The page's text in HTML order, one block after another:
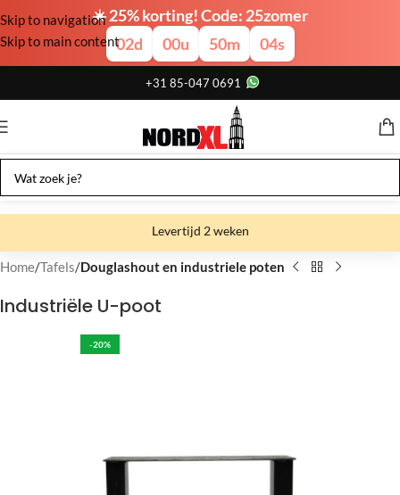
☀️ 25% korting! Code: 25zomer
02d 00u 50m 03s
Skip to navigation
Skip to main content
+31 85-047 0691
Levertijd 2 weken
Gratis verzending
Home Tafels Douglashout en industriele poten
Industriële U-poot
-20%